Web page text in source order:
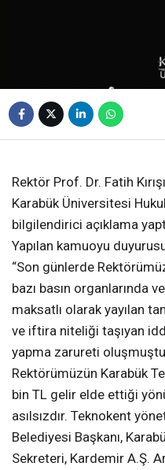
Rektör Prof. Dr. Fatih
Karabük Üniversitesi
bilgilendirici açıklama
Yapılan kamuoyu
“Son günlerde
bazı basın organlarında
maksatlı olarak yayılan
ve iftira niteliği taşıyan
yapma zarureti
Rektörümüzün Karabük
bin TL gelir elde ettiği
asılsızdır. Teknokent
Belediyesi Başkanı,
Sekreteri, Kardemir A.Ş.